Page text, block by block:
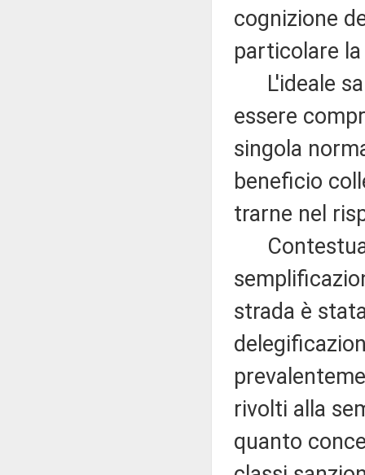
cognizione
particolare
L'ideale
essere
singola
beneficio
trarne nel
strada è
rivolti alla
quanto